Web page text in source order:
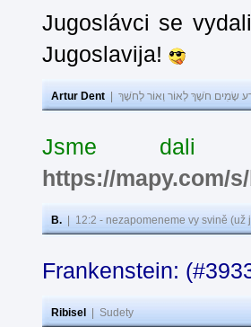
Jugoslávci se
Jugoslavija!
Artur Dent שָׂמִים חֹשֶׁךְ לְאוֹר וְאוֹר לְחֹשֶׁךְ
Jsme dali
https://mapy.com/
B. 12:2 - nezapomeneme vy svině
Frankenstein:
Ribisel Sudety